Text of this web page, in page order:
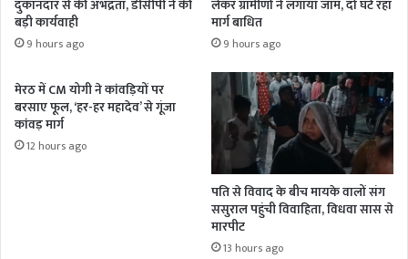
दुकानदार से की अभद्रता, डीसीपी ने की
बड़ी कार्यवाही
9 hours ago
लेकर ग्रामीणों ने लगाया जाम, दो घंटे रहा
मार्ग बाधित
9 hours ago
मेरठ में CM योगी ने कांवड़ियों पर
बरसाए फूल, ‘हर-हर महादेव’ से गूंजा
कांवड़ मार्ग
12 hours ago
पति से विवाद के बीच मायके वालों संग
ससुराल पहुंची विवाहिता, विधवा सास से
मारपीट
13 hours ago